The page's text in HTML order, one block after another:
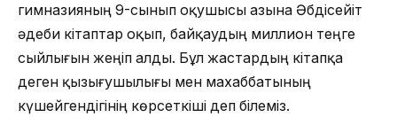
гимназияның 9-сынып оқушысы Қазына Әбдісейіт
әдеби кітаптар оқып, байқаудың миллион теңге
сыйлығын жеңіп алды. Бұл жастардың кітапқа
деген қызығушылығы мен махабба­тының
күшейгендігінің көрсеткіші деп білеміз.